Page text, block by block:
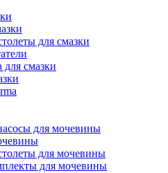
для смазки
смазки
для мочевины
для мочевины
для мочевины